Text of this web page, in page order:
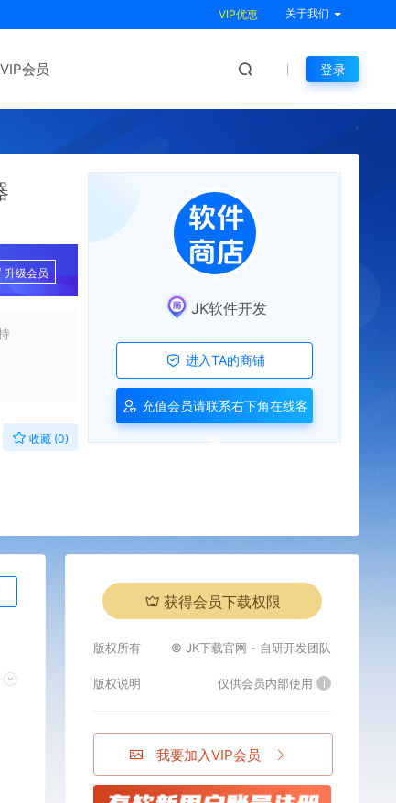
VIP优惠 关于我们
会员 登录
升级会员
收藏 (0)
JK软件开发
进入TA的商铺
充值会员请联系右下角在线客
获得会员下载权限
版权所有 © JK下载官网 - 自研开发团队
版权说明 仅供会员内部使用 i
我要加入VIP会员